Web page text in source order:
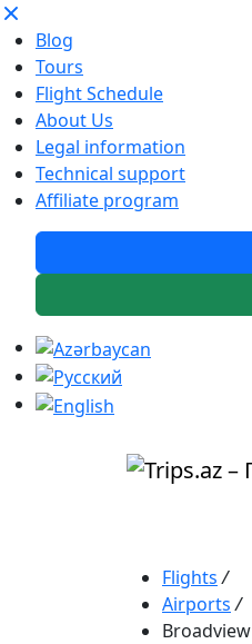
Blog
Tours
Flight Schedule
About Us
Legal information
Technical support
Affiliate program
Flights /
Airports /
Broadview